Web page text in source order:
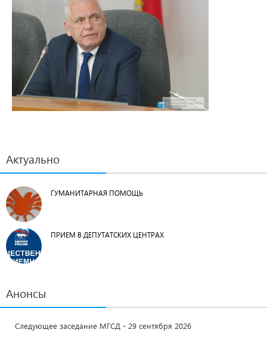
Актуально
ГУМАНИТАРНАЯ ПОМОЩЬ
ПРИЕМ В ДЕПУТАТСКИХ ЦЕНТРАХ
Анонсы
Следующее заседание МГСД - 29 сентября 2026